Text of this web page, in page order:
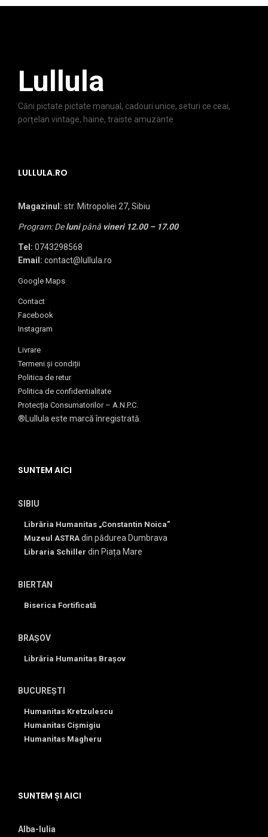
Lullula
Căni pictate pictate manual, cadouri unice, seturi ce ceai,
porțelan vintage, haine, traiste amuzante
LULLULA.RO
Magazinul: str. Mitropoliei 27, Sibiu
Program: Delunipână vineri 12.00 – 17.00
Tel: 0743298568
Email: contact@lullula.ro
Google Maps
Contact
Facebook
Instagram
Livrare
Termeni și condiții
Politica de retur
Politica de confidentialitate
Protecția Consumatorilor – A.N.P.C.
®Lullula este marcă înregistrată.
SUNTEM AICI
SIBIU
Librăria Humanitas „Constantin Noica”
Muzeul ASTRA din pădurea Dumbrava
Libraria Schiller din Piața Mare
BIERTAN
Biserica Fortificată
BRAȘOV
Librăria Humanitas Brașov
BUCUREȘTI
Humanitas Kretzulescu
Humanitas Cișmigiu
Humanitas Magheru
SUNTEM ȘI AICI
Alba-Iulia